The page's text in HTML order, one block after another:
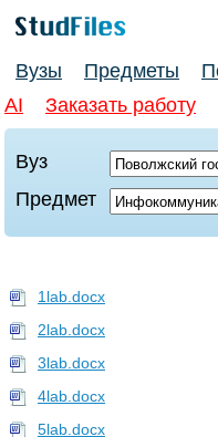
Вузы Предметы
AI
Заказать работу
Вуз
Предмет
1lab.docx
2lab.docx
3lab.docx
4lab.docx
5lab.docx